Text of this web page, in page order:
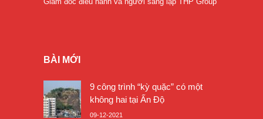
BÀI MỚI
9 công trình “kỳ quặc” có một
không hai tại Ấn Độ
09-12-2021